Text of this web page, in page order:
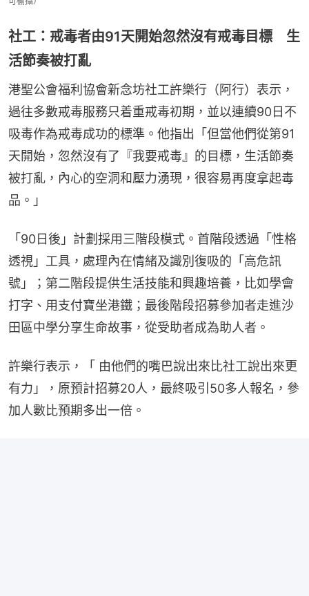
社工：戒毒者由91天開始忽然沒有戒毒目標 生
活節奏被打亂
港聖公會福利協會新念坊社工許樂行（阿行）表示，
過往多數戒毒服務只着重戒毒初期，並以連續90日不
吸毒作為戒毒成功的標準。他指出「但當他們從第91
天開始，忽然沒有了『我要戒毒』的目標，生活節奏
被打亂，內心的空洞和壓力湧現，很容易再度拿起毒
品。」
「90日後」計劃採用三階段模式。首階段透過「性格
透視」工具，處理內在情緒及識別復吸的「高危訊
號」；第二階段提供生活技能和興趣培養，比如學會
打字、用支付寶坐港鐵；最後階段招募參加者走進沙
田區中學分享生命故事，從受助者成為助人者。
許樂行表示，「 由他們的嘴巴說出來比社工說出來更
有力」，原預計招募20人，最終吸引50多人報名，參
加人數比預期多出一倍。